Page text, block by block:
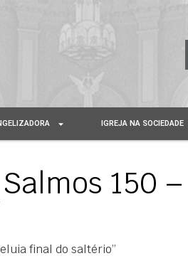
IGREJA NA SOCIEDADE
150 –
final do saltério”